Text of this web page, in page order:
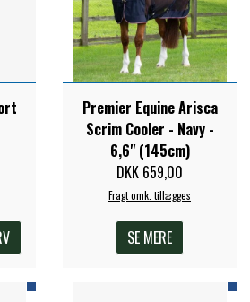
EQUINE
TACK
MUFFIN
TIMER GPS
Premier Equine Arisca
Scrim Cooler - Navy -
6,6" (145cm)
DKK 659,00
Fragt omk. tillægges
SE MERE